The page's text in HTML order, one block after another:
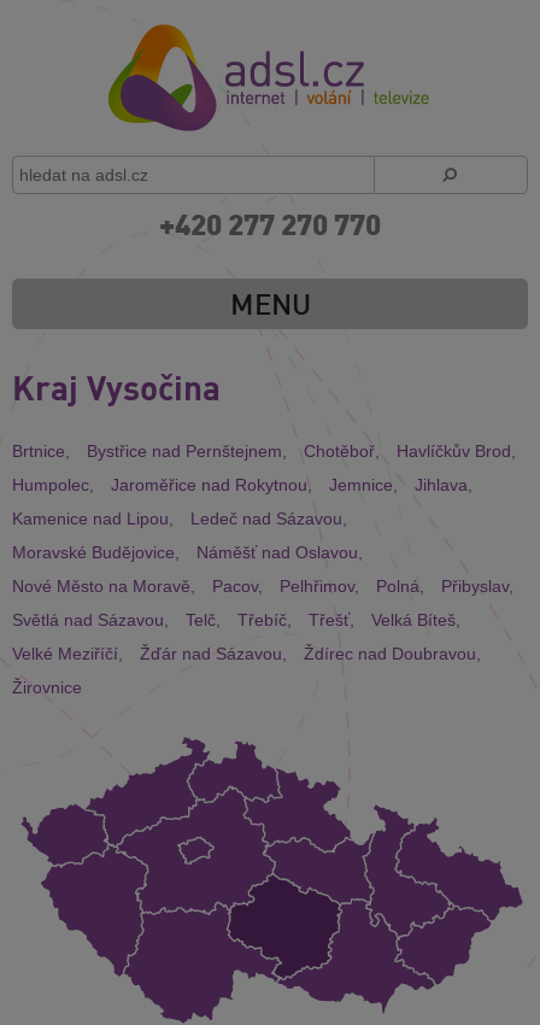
+420 277 270 770
MENU
Kraj Vysočina
Brtnice Bystřice nad Pernštejnem Chotěboř Havlíčkův Brod
Humpolec
Jaroměřice nad Rokytnou Jemnice Jihlava
Kamenice nad Lipou
Ledeč nad Sázavou
Moravské Budějovice
Náměšť nad Oslavou
Nové Město na Moravě
Pacov, Pelhřimov, Polná Přibyslav,
Světlá nad Sázavou
Telč Třebíč Třešť, Velká Bíteš
Velké Meziříčí
Žďár nad Sázavou Ždírec nad Doubravou
Žirovnice